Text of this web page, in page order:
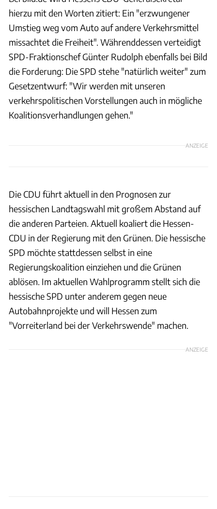
hierzu mit den Worten zitiert: Ein "erzwungener
Umstieg weg vom Auto auf andere Verkehrsmittel
missachtet die Freiheit". Währenddessen verteidigt
SPD-Fraktionschef Günter Rudolph ebenfalls bei Bild
die Forderung: Die SPD stehe "natürlich weiter" zum
Gesetzentwurf: "Wir werden mit unseren
verkehrspolitischen Vorstellungen auch in mögliche
Koalitionsverhandlungen gehen."
ANZEIGE
Die CDU führt aktuell in den Prognosen zur
hessischen Landtagswahl mit großem Abstand auf
die anderen Parteien. Aktuell koaliert die Hessen-
CDU in der Regierung mit den Grünen. Die hessische
SPD möchte stattdessen selbst in eine
Regierungskoalition einziehen und die Grünen
ablösen. Im aktuellen Wahlprogramm stellt sich die
hessische SPD unter anderem gegen neue
Autobahnprojekte und will Hessen zum
"Vorreiterland bei der Verkehrswende" machen.
ANZEIGE